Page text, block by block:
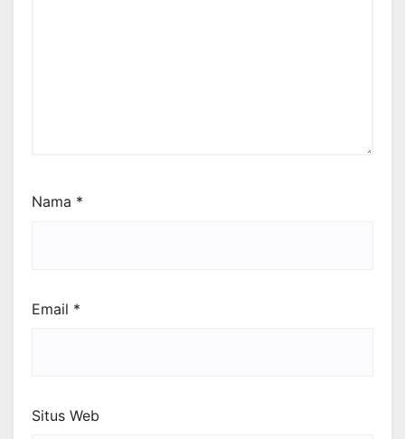
Nama *
Email *
Situs Web